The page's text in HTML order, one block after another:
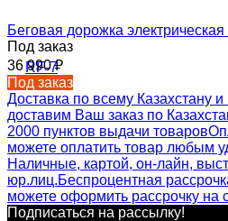
Беговая дорожка
Под заказ
36 990₽
Под заказ
Доставка по всему Казахстану и
доставим Ваш заказ по
2000 пунктов выдачи товаров
можете оплатить товар любым
Наличные, картой, он-лайн,
юр.лиц.Беспроцентная
можете оформить рассрочку на
Подписаться на рассылкy!